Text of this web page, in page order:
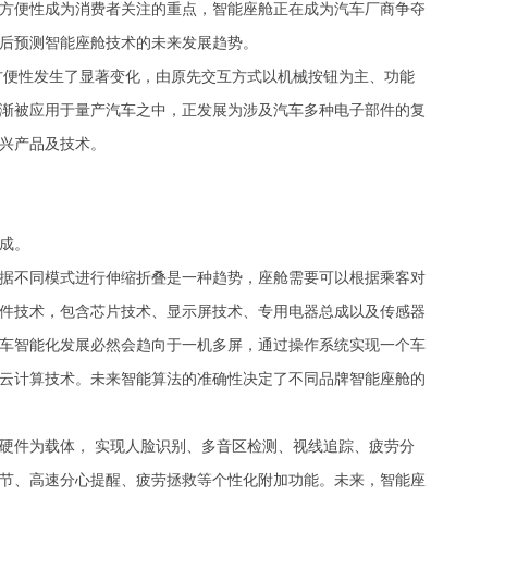
便性成为消费者关注的重点，智能座舱正在成为汽车厂商争夺
预测智能座舱技术的未来发展趋势。
性发生了显著变化，由原先交互方式以机械按钮为主、功能
被应用于量产汽车之中，正发展为涉及汽车多种电子部件的复
产品及技术。
。
不同模式进行伸缩折叠是一种趋势，座舱需要可以根据乘客对
技术，包含芯片技术、显示屏技术、专用电器总成以及传感器
智能化发展必然会趋向于一机多屏，通过操作系统实现一个车
计算技术。未来智能算法的准确性决定了不同品牌智能座舱的
件为载体， 实现人脸识别、多音区检测、视线追踪、疲劳分
、高速分心提醒、疲劳拯救等个性化附加功能。未来，智能座